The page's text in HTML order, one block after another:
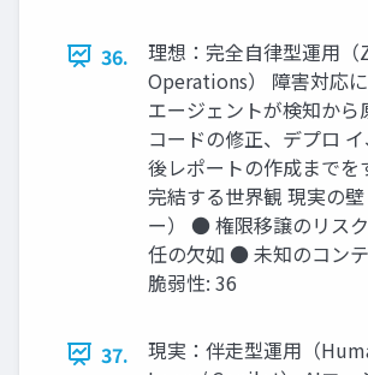
36.
理想：完全自律型運用
Operations） 障害対応
エージェントが検知から
コードの修正、デプロ
後レポートの作成までを
完結する世界観 現実の
ー） ● 権限移譲のリス
任の欠如 ● 未知のコン
脆弱性: 36
37.
現実：伴走型運用（